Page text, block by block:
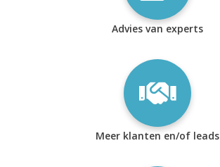
Advies van experts
Meer klanten en/of leads